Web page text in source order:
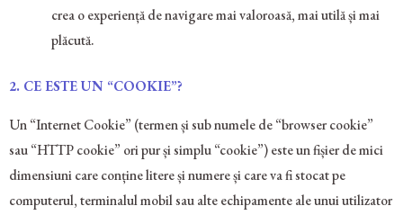
crea o experiență de navigare mai valoroasă, mai utilă și mai
plăcută.
2. CE ESTE UN “COOKIE”?
Un “Internet Cookie” (termen și sub numele de “browser cookie”
sau “HTTP cookie” ori pur și simplu “cookie”) este un fișier de mici
dimensiuni care conține litere și numere și care va fi stocat pe
computerul, terminalul mobil sau alte echipamente ale unui utilizator